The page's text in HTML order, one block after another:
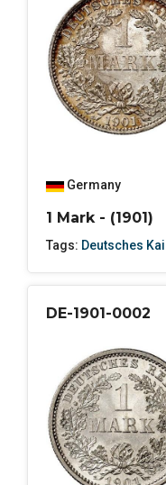
Germany
1 Mark - (1901)
Tags: Deutsches
DE-1901-0002